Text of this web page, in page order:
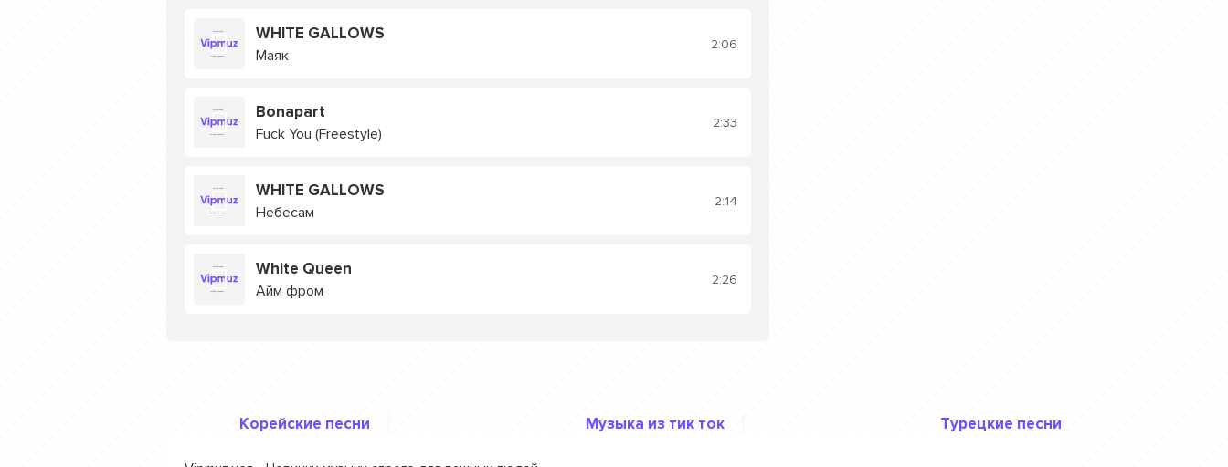
WHITE GALLOWS
Маяк
2:06
Bonapart
Fuck You (Freestyle)
2:33
WHITE GALLOWS
Небесам
2:14
White Queen
Айм фром
2:26
Корейские песни Музыка из тик ток Турецкие песни